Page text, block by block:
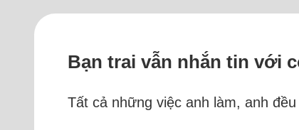
Bạn trai vẫn nhắn tin với
Tất cả những việc anh làm, anh